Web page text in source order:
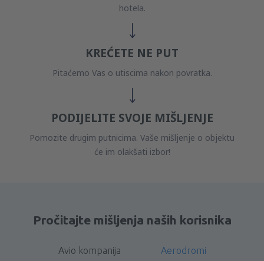
hotela.
KREĆETE NE PUT
Pitaćemo Vas o utiscima nakon povratka.
PODIJELITE SVOJE MIŠLJENJE
Pomozite drugim putnicima. Vaše mišljenje o objektu
će im olakšati izbor!
Pročitajte mišljenja naših korisnika
Avio kompanija Aerodromi